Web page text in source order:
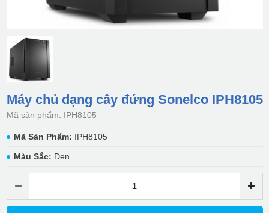
Máy chủ dạng cây đứng Sonelco IPH8105
Mã sản phẩm: IPH8105
Mã Sản Phẩm: IPH8105
Màu Sắc: Đen